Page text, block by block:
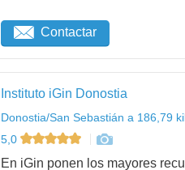
Contactar
Instituto iGin Donostia
Donostia/San Sebastián a 186,79
5,0
En iGin ponen los mayores